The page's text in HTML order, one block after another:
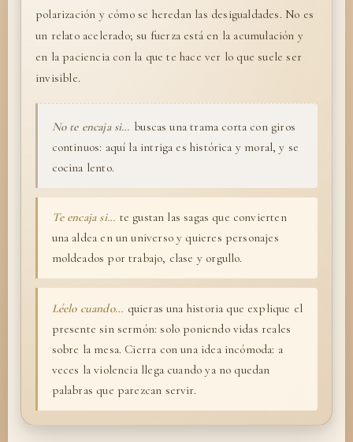
polarización y cómo se heredan las desigualdades. No es
un relato acelerado; su fuerza está en la acumulación y
en la paciencia con la que te hace ver lo que suele ser
invisible.
No te encaja si… buscas una trama corta con giros
continuos: aquí la intriga es histórica y moral, y se
cocina lento.
Te encaja si… te gustan las sagas que convierten
una aldea en un universo y quieres personajes
moldeados por trabajo, clase y orgullo.
Léelo cuando… quieras una historia que explique el
presente sin sermón: solo poniendo vidas reales
sobre la mesa. Cierra con una idea incómoda: a
veces la violencia llega cuando ya no quedan
palabras que parezcan servir.